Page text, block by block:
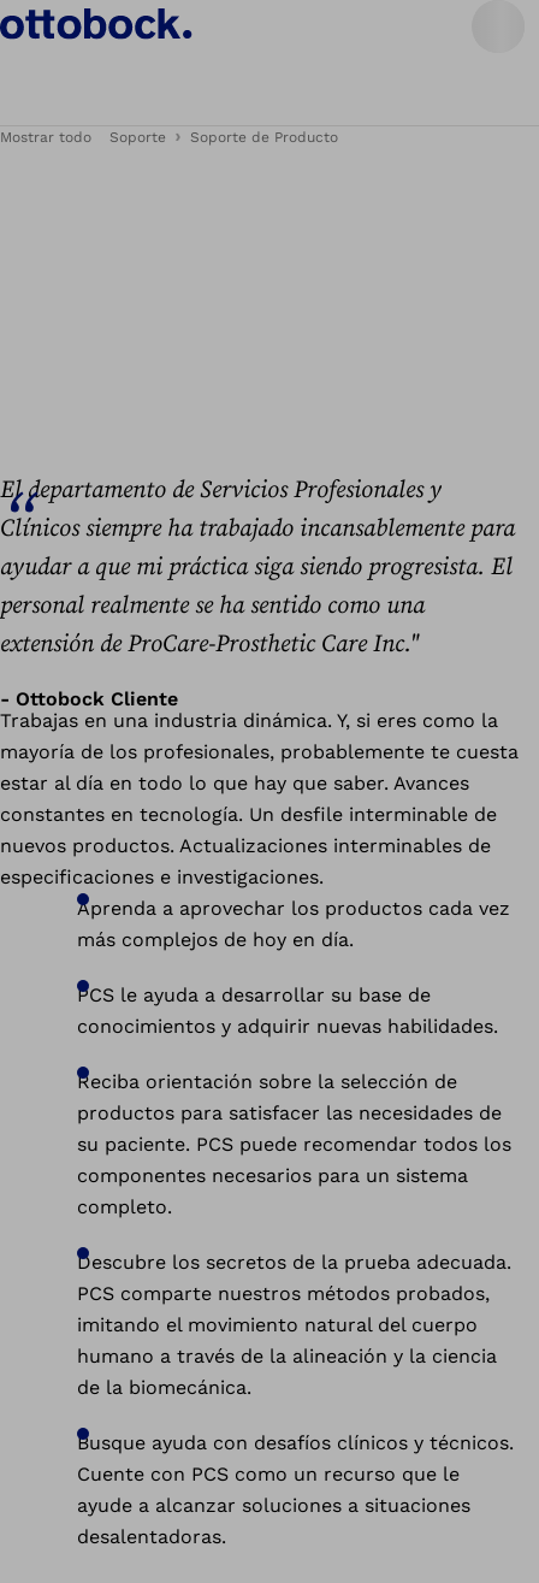
Mostrar todo Soporte Soporte de Producto
El departamento de Servicios Profesionales y
Clínicos siempre ha trabajado incansablemente para
ayudar a que mi práctica siga siendo progresista. El
personal realmente se ha sentido como una
extensión de ProCare-Prosthetic Care Inc."
- Ottobock Cliente
Trabajas en una industria dinámica. Y, si eres como la
mayoría de los profesionales, probablemente te cuesta
estar al día en todo lo que hay que saber. Avances
constantes en tecnología. Un desfile interminable de
nuevos productos. Actualizaciones interminables de
especificaciones e investigaciones.
Aprenda a aprovechar los productos cada vez
más complejos de hoy en día.
PCS le ayuda a desarrollar su base de
conocimientos y adquirir nuevas habilidades.
Reciba orientación sobre la selección de
productos para satisfacer las necesidades de
su paciente. PCS puede recomendar todos los
componentes necesarios para un sistema
completo.
Descubre los secretos de la prueba adecuada.
PCS comparte nuestros métodos probados,
imitando el movimiento natural del cuerpo
humano a través de la alineación y la ciencia
de la biomecánica.
Busque ayuda con desafíos clínicos y técnicos.
Cuente con PCS como un recurso que le
ayude a alcanzar soluciones a situaciones
desalentadoras.